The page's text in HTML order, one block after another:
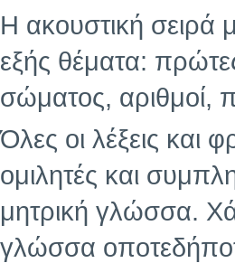
Η ακουστική σειρά
εξής θέματα:
σώματος, αριθμοί,
Όλες οι λέξεις και
ομιλητές και
μητρική γλώσσα.
γλώσσα